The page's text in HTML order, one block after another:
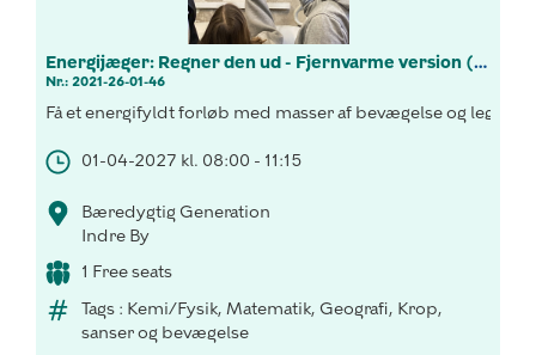
Energijæger: Regner den ud - Fjernvarme version (7.-9.kl.)
Nr.: 2021-26-01-46
Få et energifyldt forløb med masser af bevægelse og leg,
01-04-2027 kl. 08:00 - 11:15
Bæredygtig Generation
Indre By
1 Free seats
Tags : Kemi/Fysik, Matematik, Geografi, Krop,
sanser og bevægelse